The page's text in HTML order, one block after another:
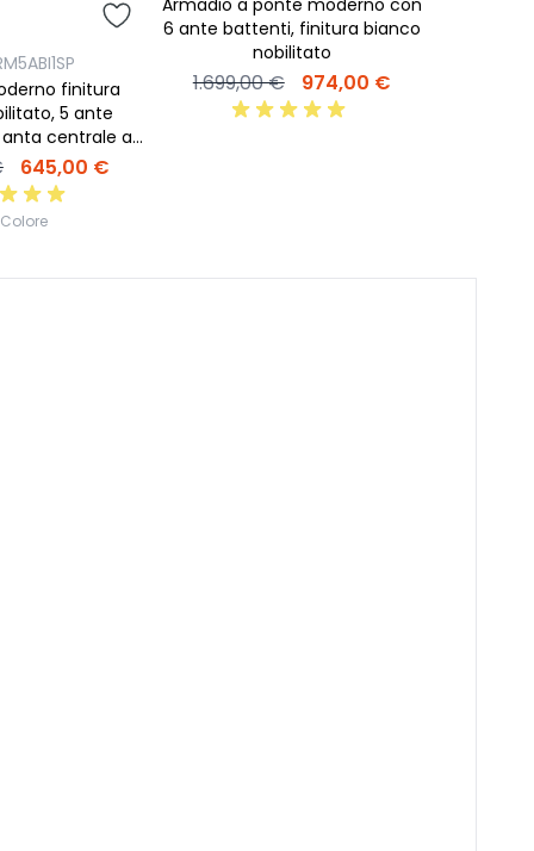
finitura
5 ante
centrale a
645,00 €
Colore
Armadio a ponte moderno con
6 ante battenti, finitura bianco
nobilitato
1.699,00 € 974,00 €